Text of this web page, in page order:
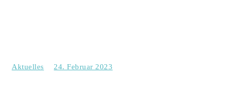
Aktuelles 24. Februar 2023